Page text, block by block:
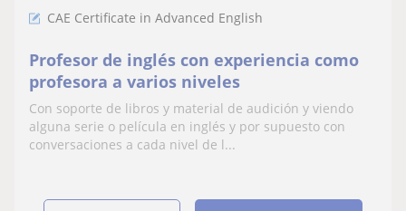
CAE Certificate in Advanced English
Profesor de inglés con experiencia como
profesora a varios niveles
Con soporte de libros y material de audición y viendo
alguna serie o película en inglés y por supuesto con
conversaciones a cada nivel de l...